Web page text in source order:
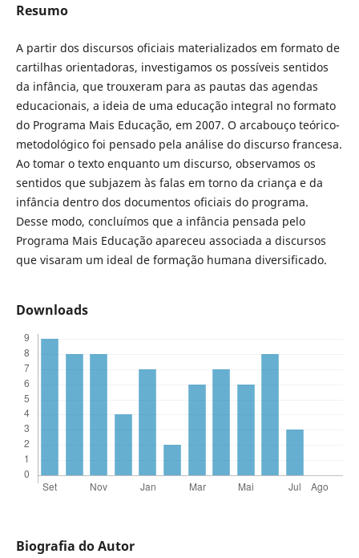
Resumo
A partir dos discursos oficiais materializados em formato de
cartilhas orientadoras, investigamos os possíveis sentidos
da infância, que trouxeram para as pautas das agendas
educacionais, a ideia de uma educação integral no formato
do Programa Mais Educação, em 2007. O arcabouço teórico-
metodológico foi pensado pela análise do discurso francesa.
Ao tomar o texto enquanto um discurso, observamos os
sentidos que subjazem às falas em torno da criança e da
infância dentro dos documentos oficiais do programa.
Desse modo, concluímos que a infância pensada pelo
Programa Mais Educação apareceu associada a discursos
que visaram um ideal de formação humana diversificado.
Downloads
Biografia do Autor